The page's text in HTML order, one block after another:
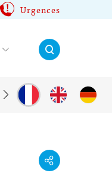
Urgences
Rechercher: